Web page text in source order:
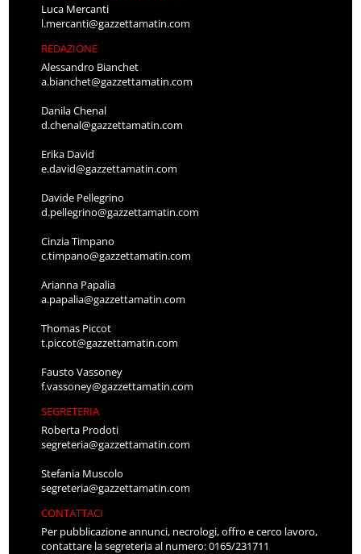
Luca Mercanti
l.mercanti@gazzettamatin.com
REDAZIONE
Alessandro Bianchet
a.bianchet@gazzettamatin.com
Danila Chenal
d.chenal@gazzettamatin.com
Erika David
e.david@gazzettamatin.com
Davide Pellegrino
d.pellegrino@gazzettamatin.com
Cinzia Timpano
c.timpano@gazzettamatin.com
Arianna Papalia
a.papalia@gazzettamatin.com
Thomas Piccot
t.piccot@gazzettamatin.com
Fausto Vassoney
f.vassoney@gazzettamatin.com
SEGRETERIA
Roberta Prodoti
segreteria@gazzettamatin.com
Stefania Muscolo
segreteria@gazzettamatin.com
CONTATTACI
Per pubblicazione annunci, necrologi, offro e cerco lavoro,
contattare la segreteria al numero: 0165/231711